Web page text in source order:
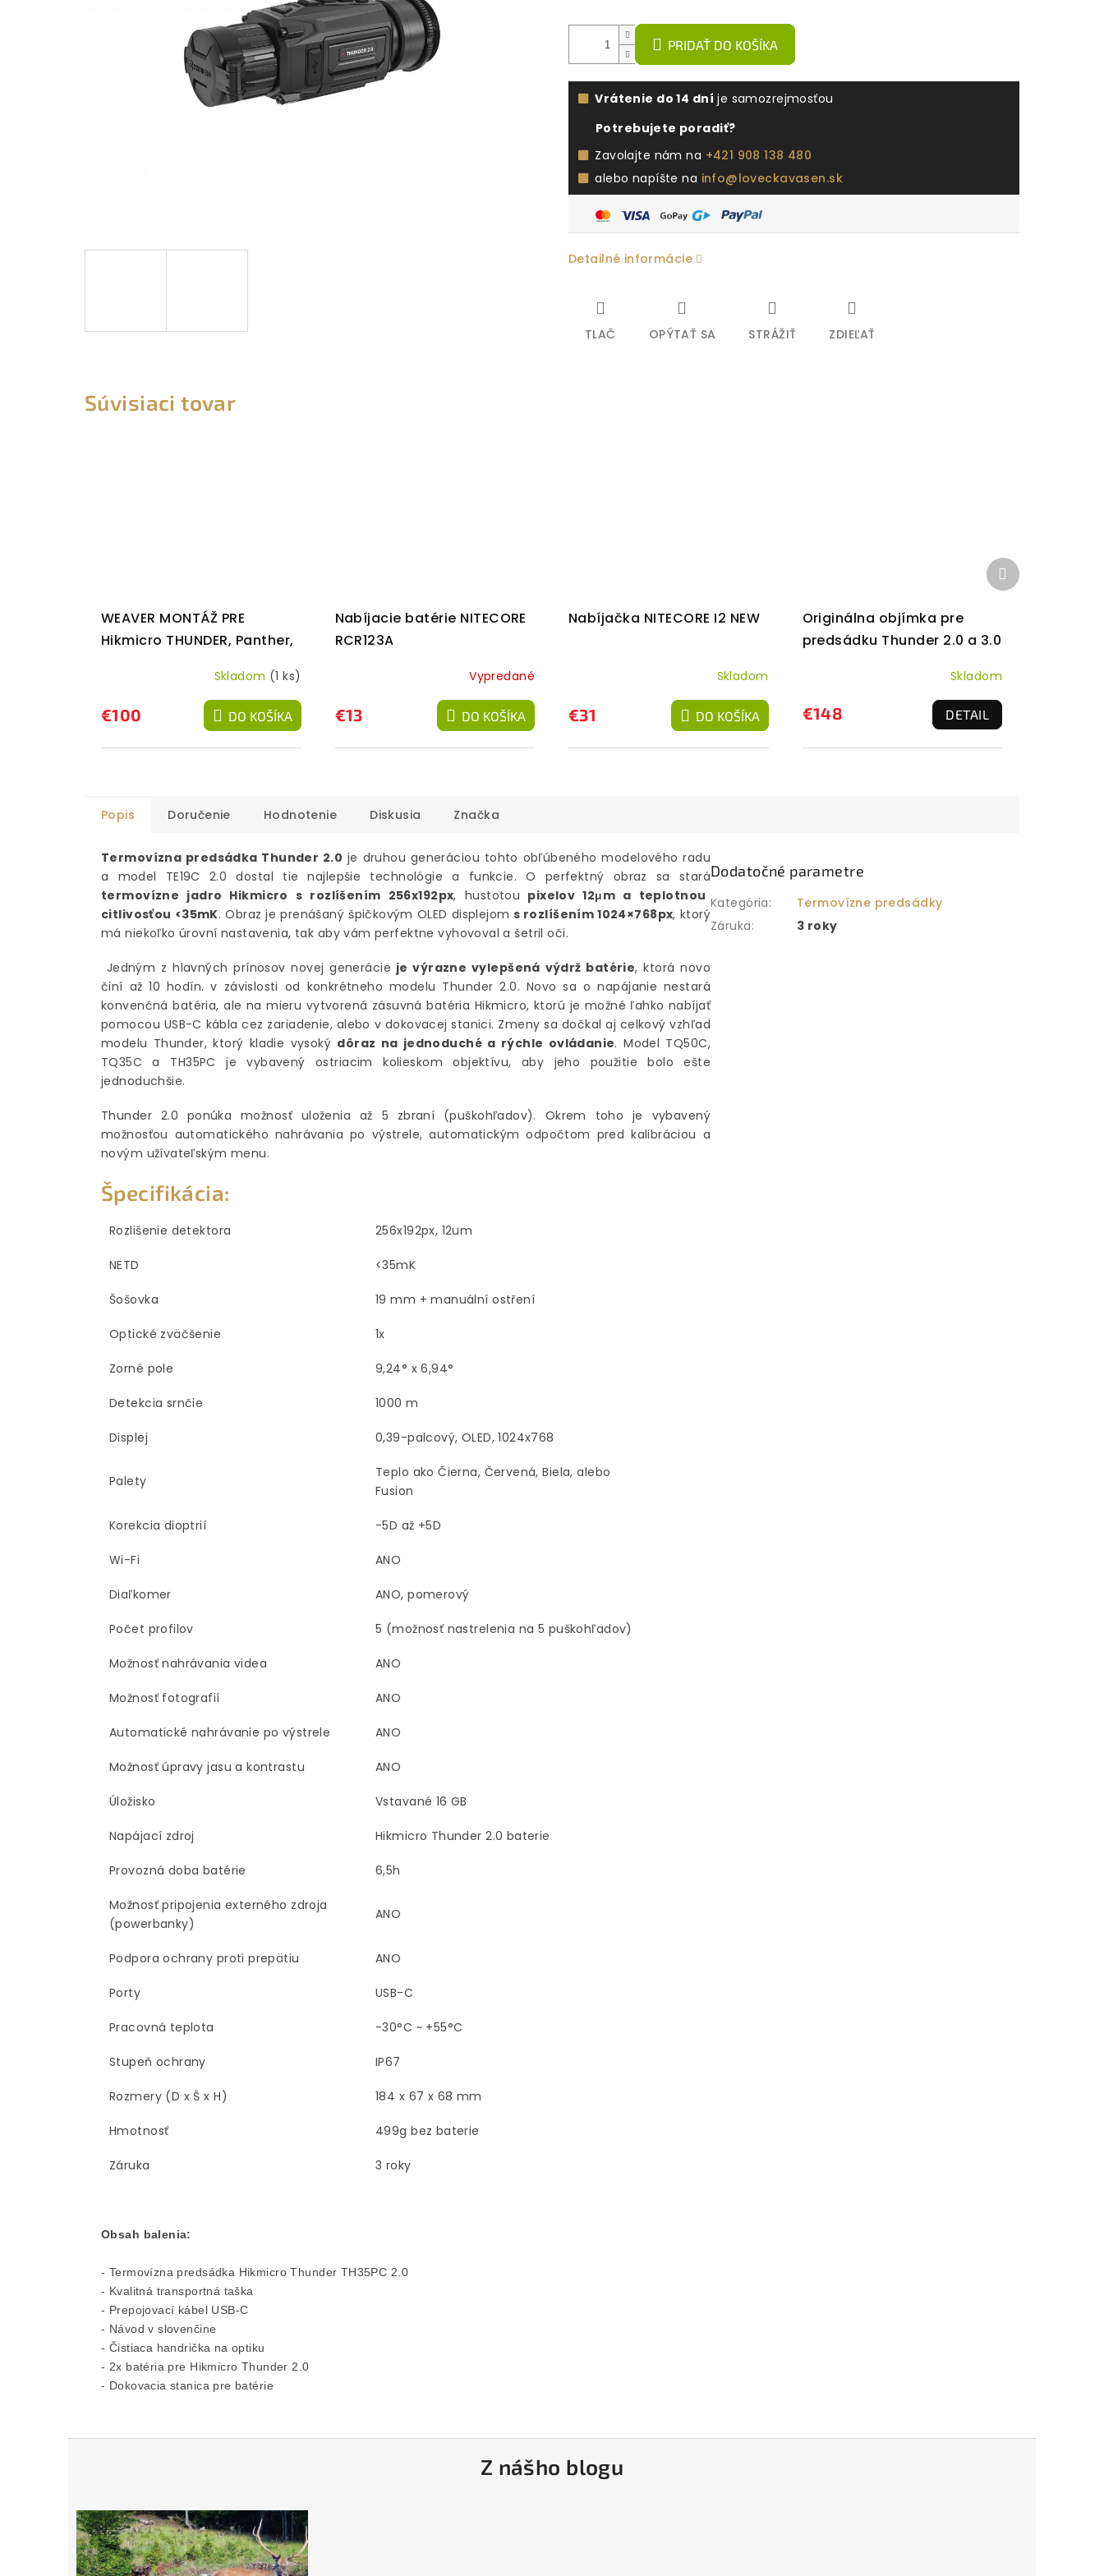
PRIDAŤ DO KOŠÍKA
Vrátenie do 14 dní je samozrejmosťou
Potrebujete poradiť?
Zavolajte nám na +421 908 138 480
alebo napíšte na info@loveckavasen.sk
Detailné informácie
TLAČ OPÝTAŤ SA STRÁŽIŤ ZDIEĽAŤ
Súvisiaci tovar
WEAVER MONTÁŽ PRE
Hikmicro THUNDER, Panther,
Skladom (1 ks)
€100 DO KOŠÍKA
Nabíjacie batérie NITECORE
RCR123A
Vypredané
€13 DO KOŠÍKA
Nabíjačka NITECORE I2 NEW
Skladom
€31 DO KOŠÍKA
Originálna objímka pre
predsádku Thunder 2.0 a 3.0
Skladom
€148 DETAIL
Ďalší
produkt
Popis Doručenie Hodnotenie Diskusia Značka
Termovízna predsádka Thunder 2.0 je druhou generáciou tohto obľúbeného modelového radu
a model TE19C 2.0 dostal tie najlepšie technológie a funkcie. O perfektný obraz sa stará
termovízne jadro Hikmicro s rozlíšením 256x192px, hustotou pixelov 12μm a teplotnou
citlivosťou <35mK. Obraz je prenášaný špičkovým OLED displejom s rozlíšením 1024×768px, ktorý
má niekoľko úrovní nastavenia, tak aby vám perfektne vyhovoval a šetril oči.
Jedným z hlavných prínosov novej generácie je výrazne vylepšená výdrž batérie, ktorá novo
činí až 10 hodín. v závislosti od konkrétneho modelu Thunder 2.0. Novo sa o napájanie nestará
konvenčná batéria, ale na mieru vytvorená zásuvná batéria Hikmicro, ktorú je možné ľahko nabíjať
pomocou USB-C kábla cez zariadenie, alebo v dokovacej stanici. Zmeny sa dočkal aj celkový vzhľad
modelu Thunder, ktorý kladie vysoký dôraz na jednoduché a rýchle ovládanie. Model TQ50C,
TQ35C a TH35PC je vybavený ostriacim kolieskom objektívu, aby jeho použitie bolo ešte
jednoduchšie.
Thunder 2.0 ponúka možnosť uloženia až 5 zbraní (puškohľadov). Okrem toho je vybavený
možnosťou automatického nahrávania po výstrele, automatickým odpočtom pred kalibráciou a
novým užívateľským menu.
Špecifikácia:
Rozlišenie detektora 256x192px, 12um
NETD <35mK
Šošovka 19 mm + manuální ostření
Optické zväčšenie 1x
Zorné pole 9,24° x 6,94°
Detekcia srnčie 1000 m
Displej 0,39-palcový, OLED, 1024x768
Palety
Teplo ako Čierna, Červená, Biela, alebo
Fusion
Korekcia dioptrií -5D až +5D
Wi-Fi ANO
Diaľkomer ANO, pomerový
Počet profilov 5 (možnosť nastrelenia na 5 puškohľadov)
Možnosť nahrávania videa ANO
Možnosť fotografií ANO
Automatické nahrávanie po výstrele ANO
Možnosť úpravy jasu a kontrastu ANO
Úložisko Vstavané 16 GB
Napájací zdroj Hikmicro Thunder 2.0 baterie
Provozná doba batérie 6,5h
Možnosť pripojenia externého zdroja
(powerbanky)
ANO
Podpora ochrany proti prepätiu ANO
Porty USB-C
Pracovná teplota -30°C ~ +55°C
Stupeň ochrany IP67
Rozmery (D x Š x H) 184 x 67 x 68 mm
Hmotnosť 499g bez baterie
Záruka 3 roky
Obsah balenia:
- Termovízna predsádka Hikmicro Thunder TH35PC 2.0
- Kvalitná transportná taška
- Prepojovací kábel USB-C
- Návod v slovenčine
- Čistiaca handrička na optiku
- 2x batéria pre Hikmicro Thunder 2.0
- Dokovacia stanica pre batérie
Dodatočné parametre
Kategória:
Termovízne predsádky
Záruka: 3 roky
Z nášho blogu